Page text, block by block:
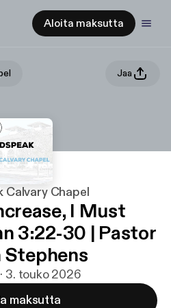
Aloita maksutta
Jaa
Calvary Chapel
I Must
3:22-30 | Pastor
Stephens
· 3. touko 2026
maksutta